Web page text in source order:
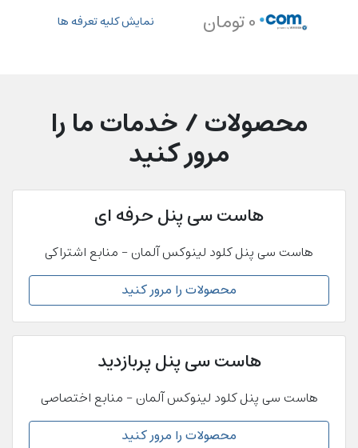
نمایش کلیه تعرفه ها
محصولات / خدمات ما را
مرور کنید
هاست سی پنل حرفه ای
هاست سی پنل کلود لینوکس آلمان - منابع اشتراکی
محصولات را مرور کنید
هاست سی پنل پربازدید
هاست سی پنل کلود لینوکس آلمان - منابع اختصاصی
محصولات را مرور کنید